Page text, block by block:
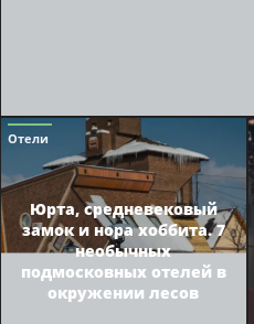
Отели
Юрта, средневековый
замок и нора хоббита. 7
необычных
подмосковных отелей в
окружении лесов